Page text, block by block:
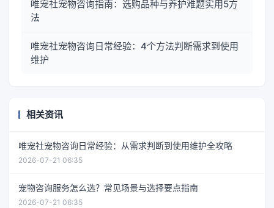
唯宠社宠物咨询指南：选购品种与养护难题实用5方
法
唯宠社宠物咨询日常经验：4个方法判断需求到使用
维护
相关资讯
唯宠社宠物咨询日常经验：从需求判断到使用维护全攻略
2026-07-21 06:35
宠物咨询服务怎么选？常见场景与选择要点指南
2026-07-21 06:35